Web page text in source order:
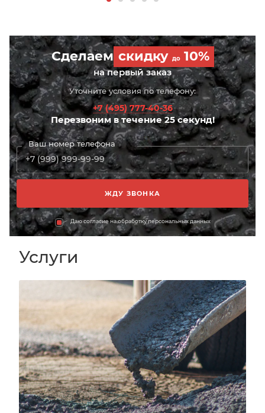
Сделаем скидку до10%
на первый заказ
Уточните условия по телефону:
+7 (495) 777-40-36
Перезвоним в течение 25 секунд!
Ваш номер телефона
Даю согласие на обработку персональных данных
Услуги